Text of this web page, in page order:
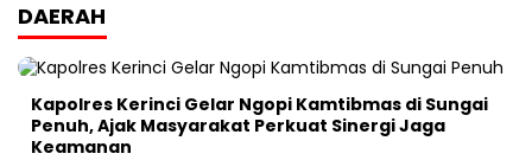
DAERAH
Kapolres Kerinci Gelar Ngopi Kamtibmas di Sungai
Penuh, Ajak Masyarakat Perkuat Sinergi Jaga
Keamanan